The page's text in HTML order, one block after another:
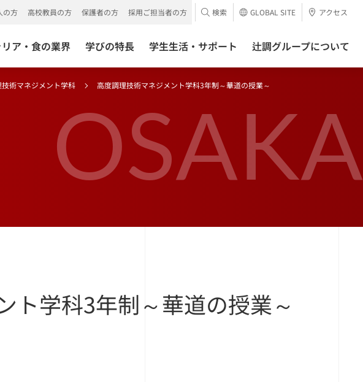
ア・食の業界 学びの特長 学生生活・サポート 辻調グループについて
の方 高校教員の方 保護者の方 採用ご担当者の方 検索 GLOBAL SITE アクセス
OSAKA
術マネジメント学科 高度調理技術マネジメント学科3年制～華道の授業～
ト学科3年制～華道の授業～